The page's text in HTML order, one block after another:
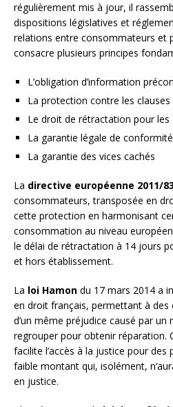
régulièrement mis à jour, il
dispositions législatives et
relations entre consommateurs et
consacre plusieurs principes
L’obligation d’information
La protection contre les clauses
Le droit de rétractation pour
La garantie légale de conformité
La garantie des vices cachés
La directive européenne 2011/
consommateurs, transposée en
cette protection en harmonisant
consommation au niveau
le délai de rétractation à 14 jours
et hors établissement.
La loi Hamon du 17 mars 2014 a
en droit français, permettant à
d’un même préjudice causé par
regrouper pour obtenir réparation.
facilite l’accès à la justice pour des
faible montant qui, isolément,
en justice.